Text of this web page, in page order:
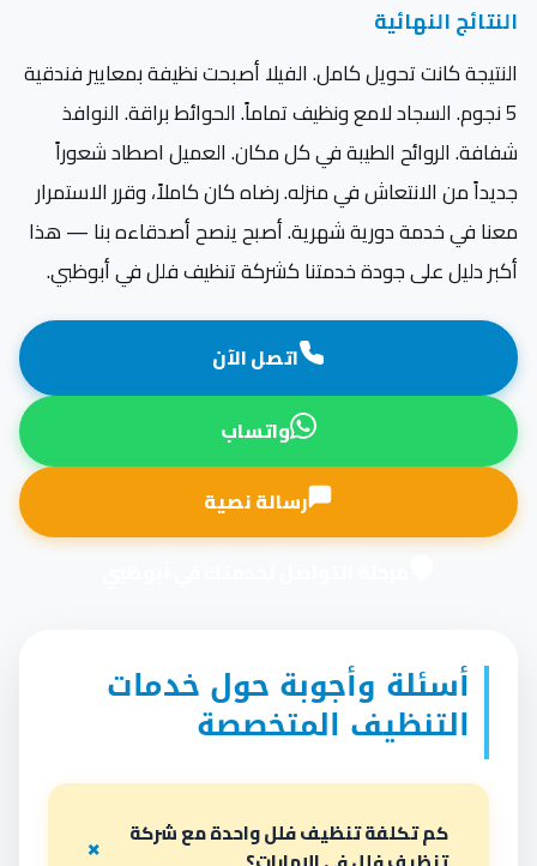
النتائج النهائية
النتيجة كانت تحويل كامل. الفيلا أصبحت نظيفة بمعايير فندقية
5 نجوم. السجاد لامع ونظيف تماماً. الحوائط براقة. النوافذ
شفافة. الروائح الطيبة في كل مكان. العميل اصطاد شعوراً
جديداً من الانتعاش في منزله. رضاه كان كاملاً، وقرر الاستمرار
معنا في خدمة دورية شهرية. أصبح ينصح أصدقاءه بنا — هذا
أكبر دليل على جودة خدمتنا كشركة تنظيف فلل في أبوظبي.
اتصل الآن
واتساب
رسالة نصية
أسئلة وأجوبة حول خدمات
التنظيف المتخصصة
كم تكلفة تنظيف فلل واحدة مع شركة